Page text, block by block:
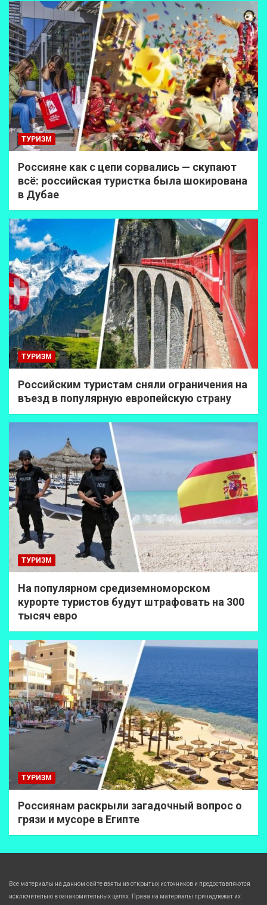
ТУРИЗМ
Россияне как с цепи сорвались — скупают
всё: российская туристка была шокирована
в Дубае
ТУРИЗМ
Российским туристам сняли ограничения на
въезд в популярную европейскую страну
ТУРИЗМ
На популярном средиземноморском
курорте туристов будут штрафовать на 300
тысяч евро
ТУРИЗМ
Россиянам раскрыли загадочный вопрос о
грязи и мусоре в Египте
Все материалы на данном сайте взяты из открытых источников и предоставляются
исключительно в ознакомительных целях. Права на материалы принадлежат их